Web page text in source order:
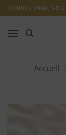
Passer
au
contenu
DEPUIS 1990,
Accueil